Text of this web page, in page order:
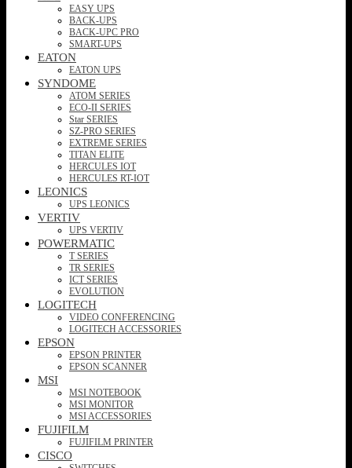
EASY UPS
BACK-UPS
BACK-UPC PRO
SMART-UPS
EATON
EATON UPS
SYNDOME
ATOM SERIES
ECO-II SERIES
Star SERIES
SZ-PRO SERIES
EXTREME SERIES
TITAN ELITE
HERCULES IOT
HERCULES RT-IOT
LEONICS
UPS LEONICS
VERTIV
UPS VERTIV
POWERMATIC
T SERIES
TR SERIES
ICT SERIES
EVOLUTION
LOGITECH
VIDEO CONFERENCING
LOGITECH ACCESSORIES
EPSON
EPSON PRINTER
EPSON SCANNER
MSI
MSI NOTEBOOK
MSI MONITOR
MSI ACCESSORIES
FUJIFILM
FUJIFILM PRINTER
CISCO